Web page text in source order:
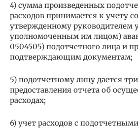
4) сумма произведенных
расходов принимается к учету
утвержденному руководителем
уполномоченным им лицом)
0504505) подотчетного лица и
подтверждающим документам;
5) подотчетному лицу дается
предоставления отчета об
расходах;
6) учет расходов с